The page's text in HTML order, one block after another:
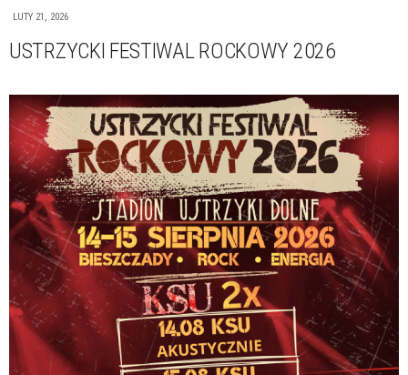
LUTY 21, 2026
USTRZYCKI FESTIWAL ROCKOWY 2026